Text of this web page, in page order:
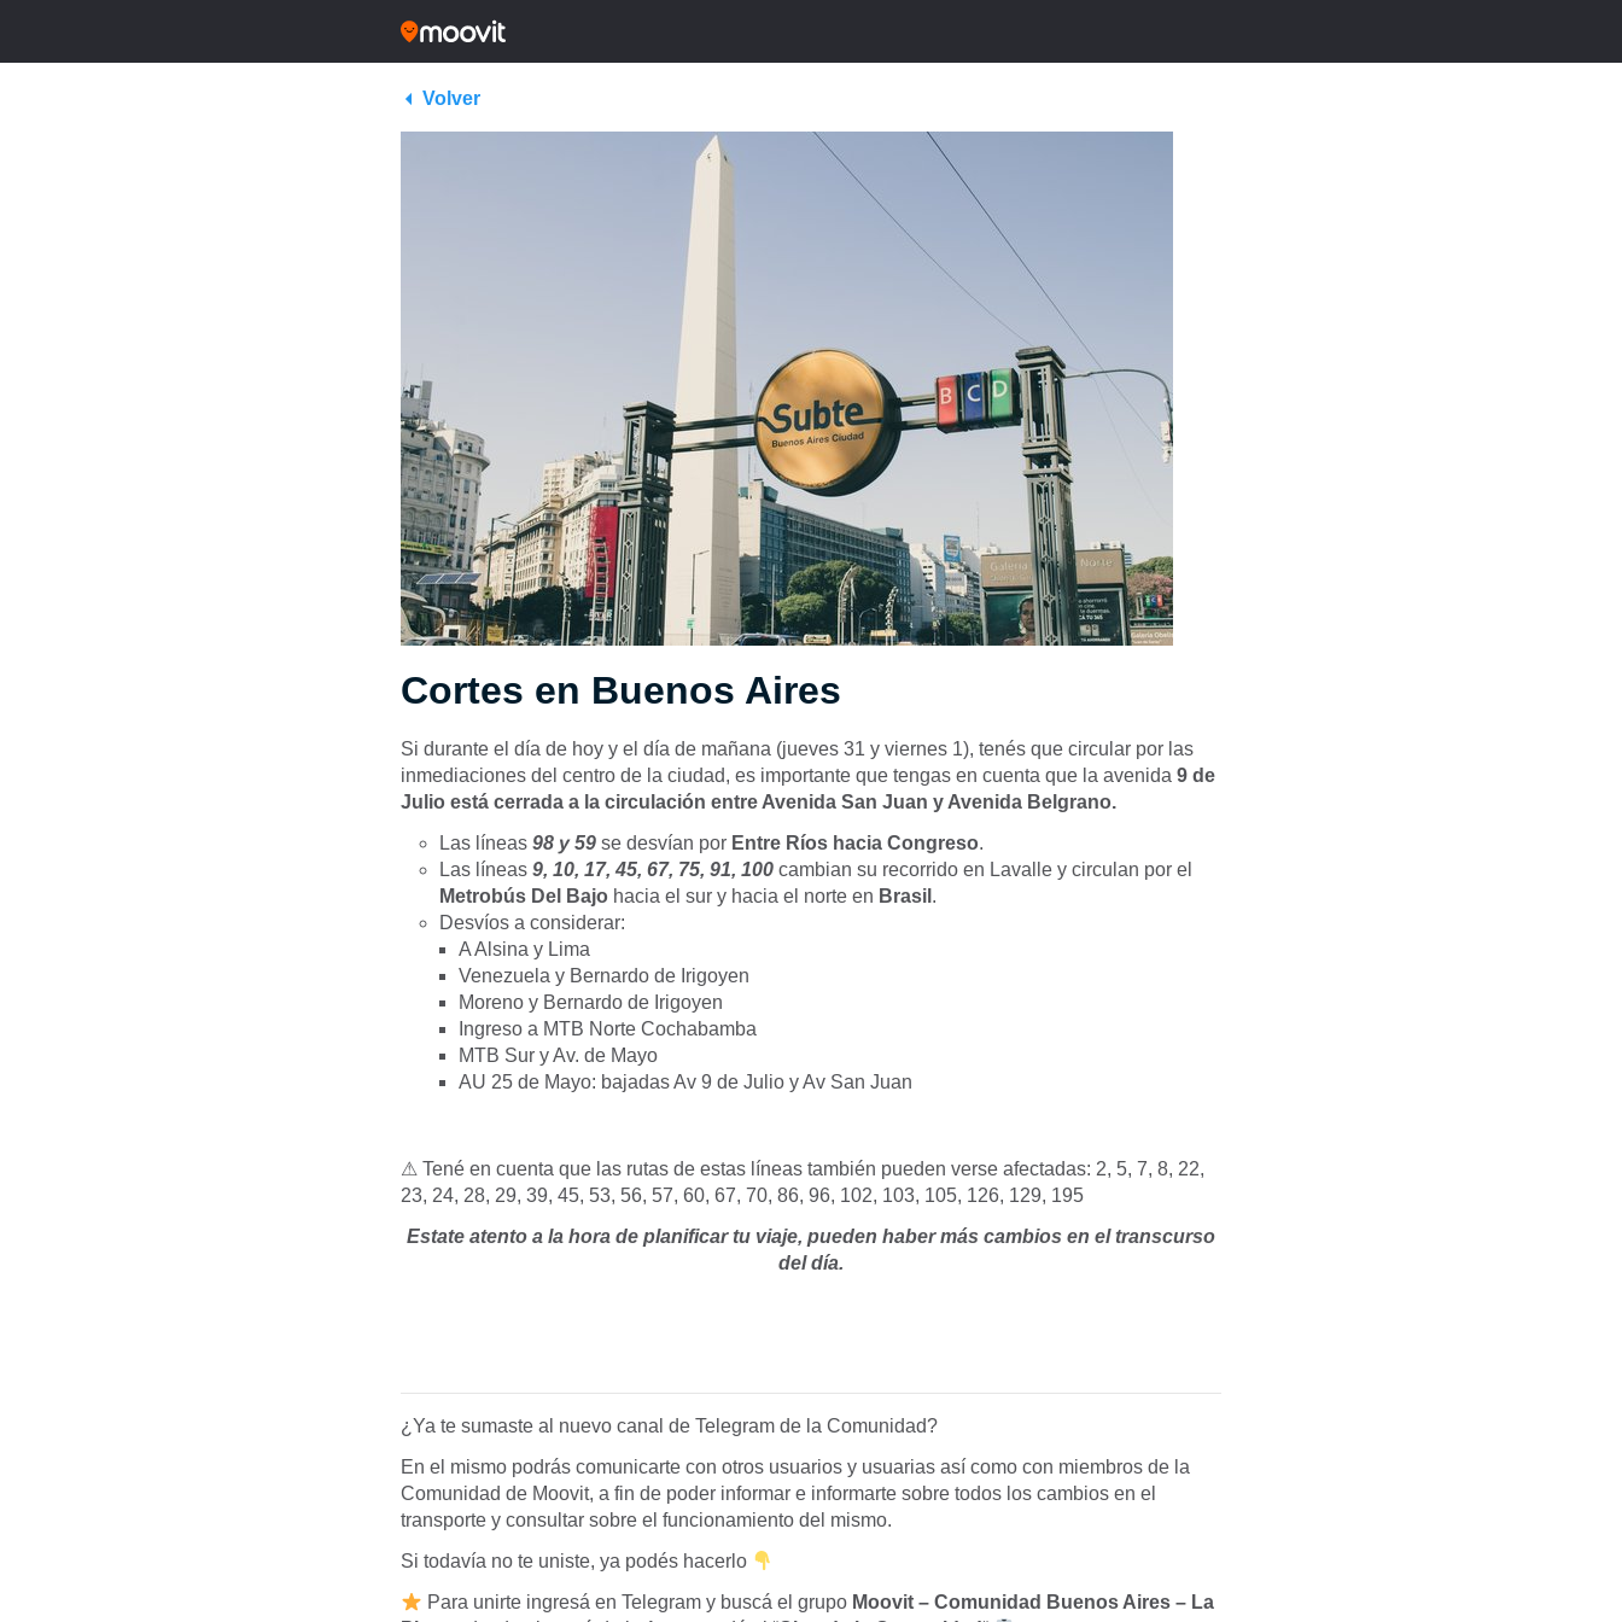
Volver
Cortes en Buenos Aires
Si durante el día de hoy y el día de mañana (jueves 31 y viernes 1), tenés que circular por las
inmediaciones del centro de la ciudad, es importante que tengas en cuenta que la avenida 9 de
Julio está cerrada a la circulación entre Avenida San Juan y Avenida Belgrano.
Las líneas 98 y 59 se desvían por Entre Ríos hacia Congreso.
Las líneas 9, 10, 17, 45, 67, 75, 91, 100 cambian su recorrido en Lavalle y circulan por el
Metrobús Del Bajo hacia el sur y hacia el norte en Brasil .
Desvíos a considerar:
A Alsina y Lima
Venezuela y Bernardo de Irigoyen
Moreno y Bernardo de Irigoyen
Ingreso a MTB Norte Cochabamba
MTB Sur y Av. de Mayo
AU 25 de Mayo: bajadas Av 9 de Julio y Av San Juan
⚠ Tené en cuenta que las rutas de estas líneas también pueden verse afectadas: 2, 5, 7, 8, 22,
23, 24, 28, 29, 39, 45, 53, 56, 57, 60, 67, 70, 86, 96, 102, 103, 105, 126, 129, 195
Estate atento a la hora de planificar tu viaje, pueden haber más cambios en el transcurso
del día.
¿Ya te sumaste al nuevo canal de Telegram de la Comunidad?
En el mismo podrás comunicarte con otros usuarios y usuarias así como con miembros de la
Comunidad de Moovit, a fin de poder informar e informarte sobre todos los cambios en el
transporte y consultar sobre el funcionamiento del mismo.
Si todavía no te uniste, ya podés hacerlo
Para unirte ingresá en Telegram y buscá el grupo Moovit – Comunidad Buenos Aires – La